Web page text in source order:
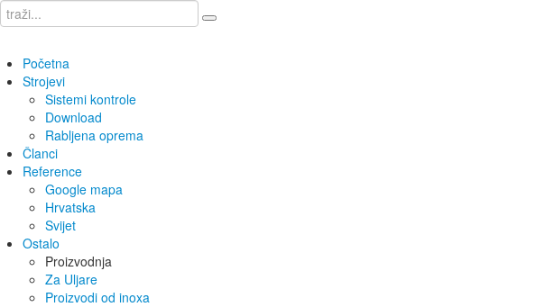
Početna
Strojevi
Sistemi kontrole
Download
Rabljena oprema
Članci
Reference
Google mapa
Hrvatska
Svijet
Ostalo
Proizvodnja
Za Uljare
Proizvodi od inoxa